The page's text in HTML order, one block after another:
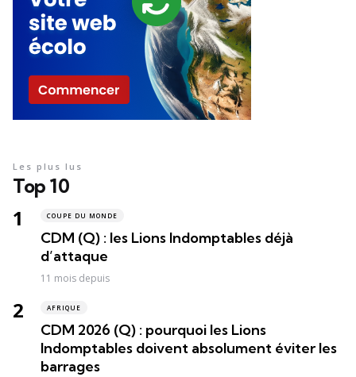
Top 10
Les plus lus
COUPE DU MONDE
CDM (Q) : les Lions Indomptables déjà
d’attaque
11 mois depuis
AFRIQUE
CDM 2026 (Q) : pourquoi les Lions
Indomptables doivent absolument éviter les
barrages